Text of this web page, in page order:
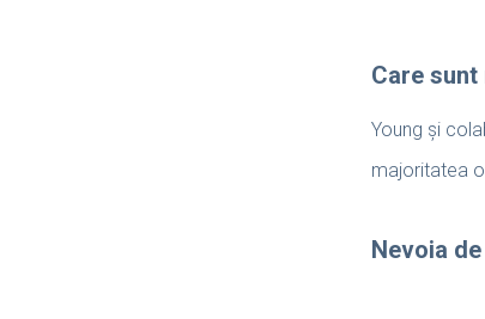
Care
Young și
majoritatea
Nevoia